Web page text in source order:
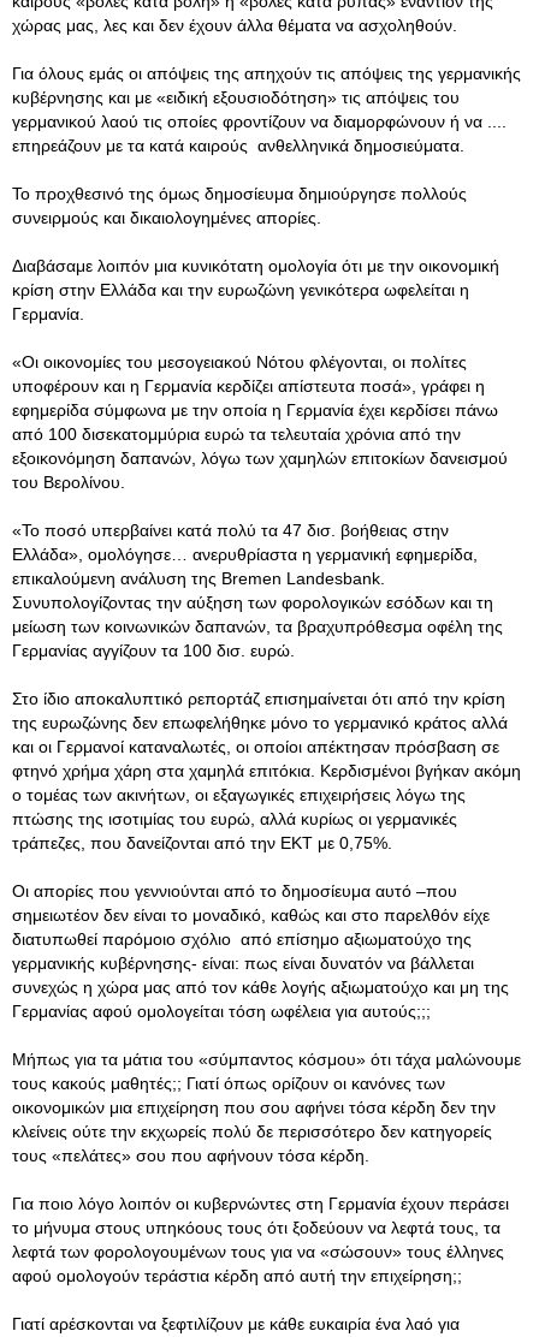
χώρας μας, λες και δεν έχουν άλλα θέματα να ασχοληθούν.
Για όλους εμάς οι απόψεις της απηχούν τις απόψεις της γερμανικής
κυβέρνησης και με «ειδική εξουσιοδότηση» τις απόψεις του
γερμανικού λαού τις οποίες φροντίζουν να διαμορφώνουν ή να ....
επηρεάζουν με τα κατά καιρούς ανθελληνικά δημοσιεύματα.
Το προχθεσινό της όμως δημοσίευμα δημιούργησε πολλούς
συνειρμούς και δικαιολογημένες απορίες.
Διαβάσαμε λοιπόν μια κυνικότατη ομολογία ότι με την οικονομική
κρίση στην Ελλάδα και την ευρωζώνη γενικότερα ωφελείται η
Γερμανία.
«Οι οικονομίες του μεσογειακού Νότου φλέγονται, οι πολίτες
υποφέρουν και η Γερμανία κερδίζει απίστευτα ποσά», γράφει η
εφημερίδα σύμφωνα με την οποία η Γερμανία έχει κερδίσει πάνω
από 100 δισεκατομμύρια ευρώ τα τελευταία χρόνια από την
εξοικονόμηση δαπανών, λόγω των χαμηλών επιτοκίων δανεισμού
του Βερολίνου.
«Το ποσό υπερβαίνει κατά πολύ τα 47 δισ. βοήθειας στην
Ελλάδα», ομολόγησε… ανερυθρίαστα η γερμανική εφημερίδα,
επικαλούμενη ανάλυση της Bremen Landesbank.
Συνυπολογίζοντας την αύξηση των φορολογικών εσόδων και τη
μείωση των κοινωνικών δαπανών, τα βραχυπρόθεσμα οφέλη της
Γερμανίας αγγίζουν τα 100 δισ. ευρώ.
Στο ίδιο αποκαλυπτικό ρεπορτάζ επισημαίνεται ότι από την κρίση
της ευρωζώνης δεν επωφελήθηκε μόνο το γερμανικό κράτος αλλά
και οι Γερμανοί καταναλωτές, οι οποίοι απέκτησαν πρόσβαση σε
φτηνό χρήμα χάρη στα χαμηλά επιτόκια. Κερδισμένοι βγήκαν ακόμη
ο τομέας των ακινήτων, οι εξαγωγικές επιχειρήσεις λόγω της
πτώσης της ισοτιμίας του ευρώ, αλλά κυρίως οι γερμανικές
τράπεζες, που δανείζονται από την ΕΚΤ με 0,75%.
Οι απορίες που γεννιούνται από το δημοσίευμα αυτό –που
σημειωτέον δεν είναι το μοναδικό, καθώς και στο παρελθόν είχε
διατυπωθεί παρόμοιο σχόλιο από επίσημο αξιωματούχο της
γερμανικής κυβέρνησης- είναι: πως είναι δυνατόν να βάλλεται
συνεχώς η χώρα μας από τον κάθε λογής αξιωματούχο και μη της
Γερμανίας αφού ομολογείται τόση ωφέλεια για αυτούς;;;
Μήπως για τα μάτια του «σύμπαντος κόσμου» ότι τάχα μαλώνουμε
τους κακούς μαθητές;; Γιατί όπως ορίζουν οι κανόνες των
οικονομικών μια επιχείρηση που σου αφήνει τόσα κέρδη δεν την
κλείνεις ούτε την εκχωρείς πολύ δε περισσότερο δεν κατηγορείς
τους «πελάτες» σου που αφήνουν τόσα κέρδη.
Για ποιο λόγο λοιπόν οι κυβερνώντες στη Γερμανία έχουν περάσει
το μήνυμα στους υπηκόους τους ότι ξοδεύουν να λεφτά τους, τα
λεφτά των φορολογουμένων τους για να «σώσουν» τους έλληνες
αφού ομολογούν τεράστια κέρδη από αυτή την επιχείρηση;;
Γιατί αρέσκονται να ξεφτιλίζουν με κάθε ευκαιρία ένα λαό για